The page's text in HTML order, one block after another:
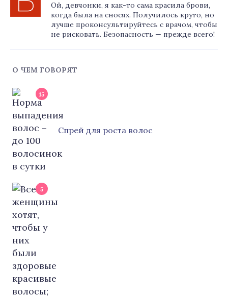
Ой, девчонки, я как-то сама красила брови,
когда была на сносях. Получилось круто, но
лучше проконсультируйтесь с врачом, чтобы
не рисковать. Безопасность — прежде всего!
О ЧЕМ ГОВОРЯТ
15
Cпрей для роста волос
5